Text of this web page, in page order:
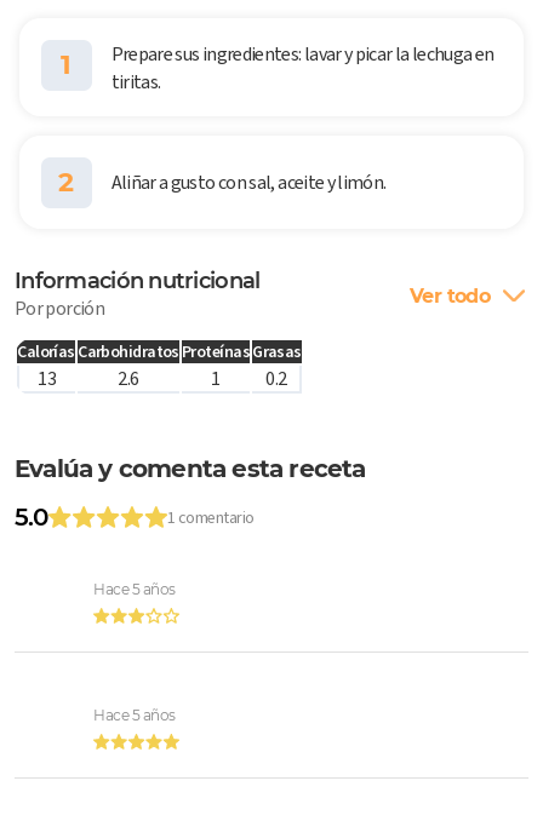
1
Prepare sus ingredientes: lavar y picar la lechuga en
tiritas.
2 Aliñar a gusto con sal, aceite y limón.
Información nutricional
Por porción Ver todo
Calorías Carbohidratos ProteínasGrasas
13 2.6 1 0.2
Evalúa y comenta esta receta
5.0
1 comentario
Hace 5 años
Hace 5 años